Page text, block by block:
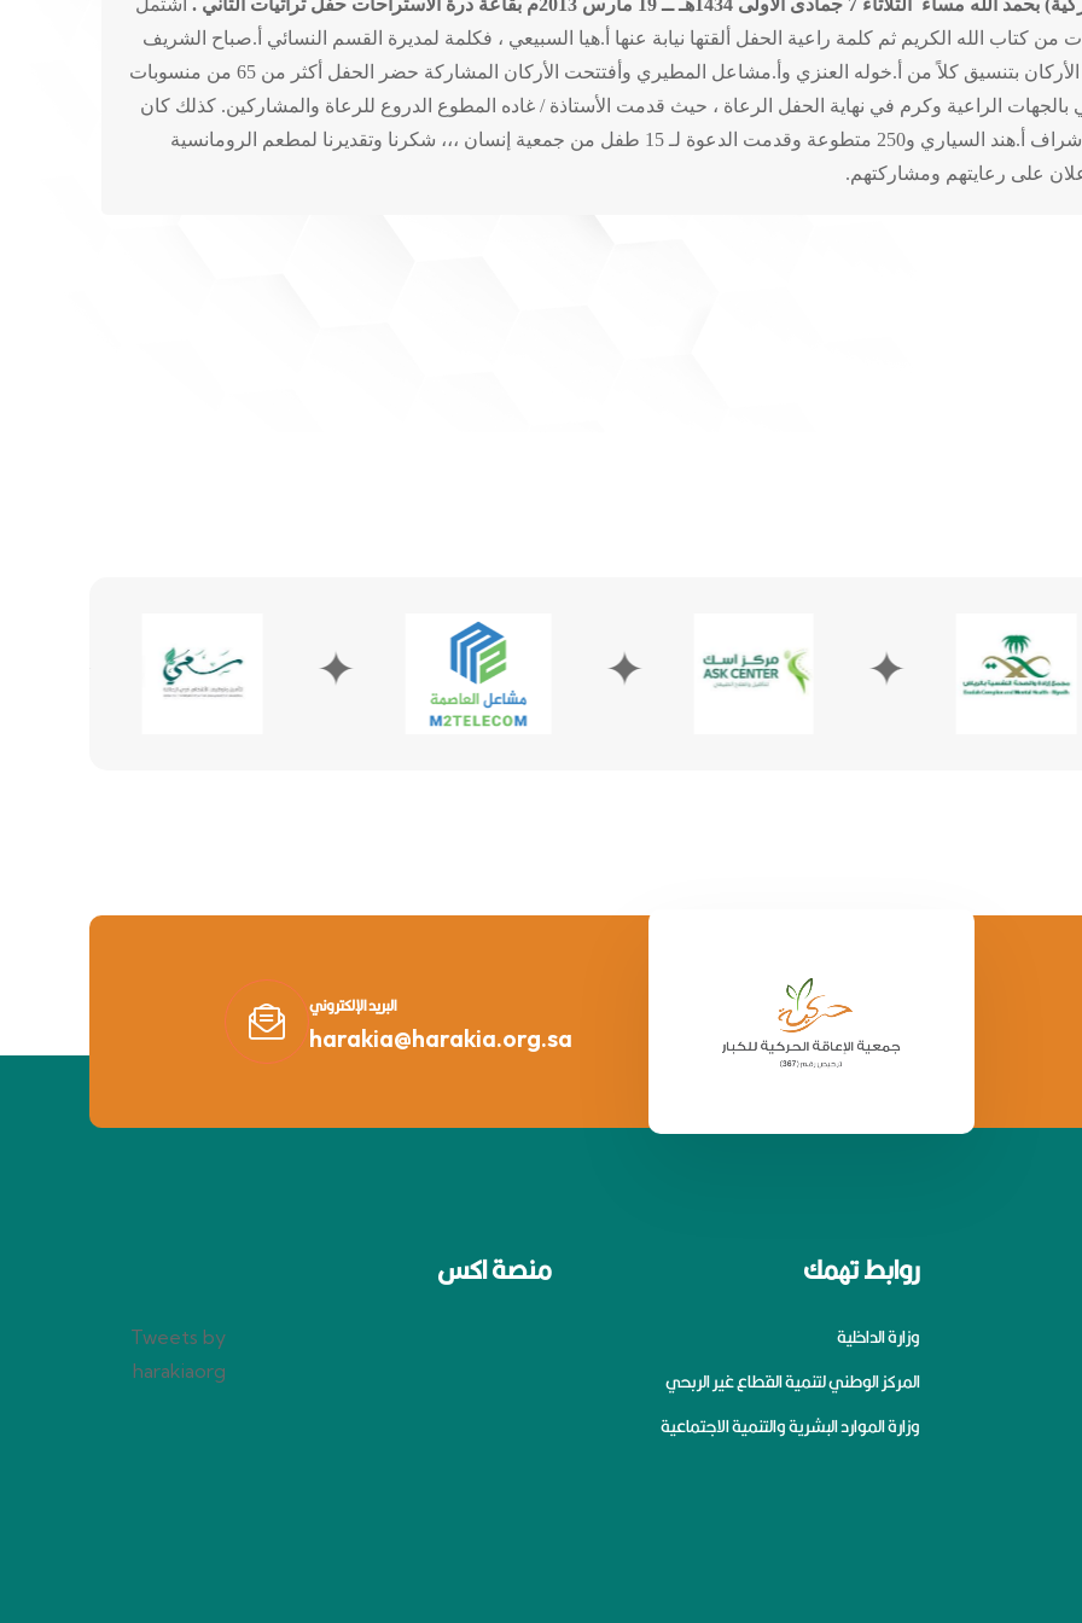
بحمد الله مساء الثلاثاء 7 جمادى الأولى 1434هـ ــ 19 مارس 2013م بقاعة درة الأستراحات حفل تراثيات الثاني . اشتمل
كتاب الله الكريم ثم كلمة راعية الحفل ألقتها نيابة عنها أ.هيا السبيعي ، فكلمة لمديرة القسم النسائي أ.صباح الشريف
بعد ذلك قدمت قصيدة للاخت شريفة الأمير ، وأفتتحت الأركان بتنسيق كلاً من أ.خوله العنزي وأ.مشاعل المطيري وأفتتحت الأركان المشاركة حضر الحفل أكثر من 65 من منسوبات
الراعية وكرم في نهاية الحفل الرعاة ، حيث قدمت الأستاذة / غاده المطوع الدروع للرعاة والمشاركين. كذلك كان
هناك قسم خاص بالأطفال (أطفال منسوبات حركية) بإشراف أ.هند السياري و250 متطوعة وقدمت الدعوة لـ 15 طفل من جمعية إنسان ،،، شكرنا وتقديرنا لمطعم الرومانسية
على رعايتهم ومشاركتهم.
✦ ✦ ✦ ✦
البريد الإلكتروني
harakia@harakia.org.sa
روابط تهمك
وزارة الداخلية
المركز الوطني لتنمية القطاع غير الربحي
وزارة الموارد البشرية والتنمية الاجتماعية
منصة اكس
Tweets by
harakiaorg